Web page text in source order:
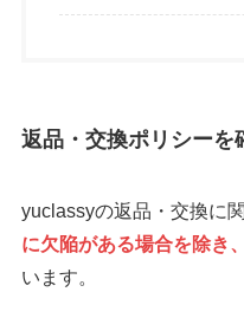
返品・交換ポリシーを
yuclassyの返品・交換に
に欠陥がある場合を除き
います。